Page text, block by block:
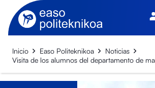
Inicio Easo Politeknikoa
Noticias
Visita de los alumnos del departamento de